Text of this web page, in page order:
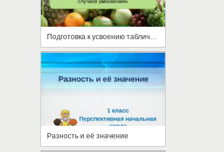
Подготовка к усвоению табличных случаев умножения
Разность и её значение